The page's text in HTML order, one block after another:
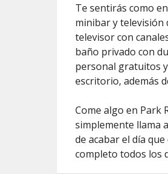
Te sentirás como
minibar y televisión
televisor con
baño privado con
personal gratuitos
escritorio, además
Come algo en Park
simplemente llama
de acabar el día
completo todos los